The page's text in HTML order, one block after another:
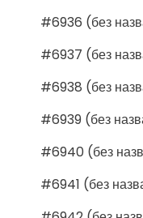
#6936 (без
#6937 (без
#6938 (без
#6939 (без
#6940 (без
#6941 (без